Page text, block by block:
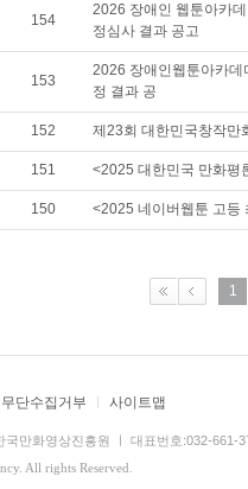
154
2026 장애인 웹툰아카
정심사 결과 공고
153
2026 장애인웹툰아카데
정 결과 공
152 제23회 대한민국창작만
151 <2025 대한민국 만화평
150 <2025 네이버웹툰 고등
1
단수집거부 사이트맵
만화영상진흥원 ㅣ 대표번호:032-661-
All rights Reserved.